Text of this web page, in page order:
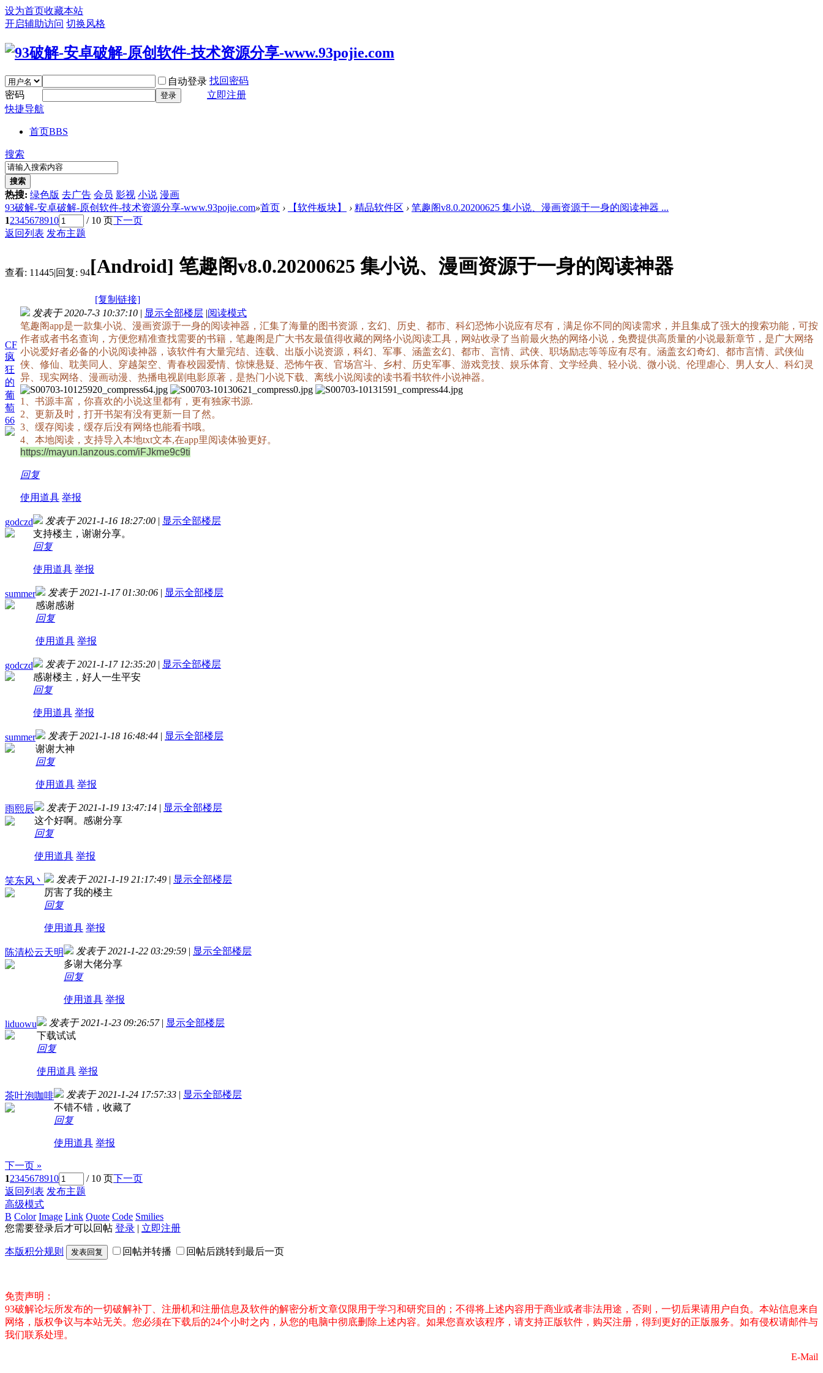
设为首页收藏本站
开启辅助访问 切换风格
自动登录 找回密码
密码
登录
立即注册
快捷导航
首页BBS
搜索
搜索
热搜: 绿色版 去广告 会员 影视 小说 漫画
93破解-安卓破解-原创软件-技术资源分享-www.93pojie.com»首页 › 【软件板块】 › 精品软件区 › 笔趣阁v8.0.20200625 集小说、漫画资源于一身的阅读神器 ...
12345678910 / 10 页下一页
返回列表 发布主题
查看: 11445|回复: 94[Android] 笔趣阁v8.0.20200625 集小说、漫画资源于一身的阅读神器
[复制链接]
CF
疯
狂
的
葡
萄
66
发表于 2020-7-3 10:37:10 | 显示全部楼层 |阅读模式
笔趣阁app是一款集小说、漫画资源于一身的阅读神器，汇集了海量的图书资源，玄幻、历史、都市、科幻恐怖小说应有尽有，满足你不同的阅读需求，并且集成了强大的搜索功能，可按
作者或者书名查询，方便您精准查找需要的书籍，笔趣阁是广大书友最值得收藏的网络小说阅读工具，网站收录了当前最火热的网络小说，免费提供高质量的小说最新章节，是广大网络
小说爱好者必备的小说阅读神器，该软件有大量完结、连载、出版小说资源，科幻、军事、涵盖玄幻、都市、言情、武侠、职场励志等等应有尽有。涵盖玄幻奇幻、都市言情、武侠仙
侠、修仙、耽美同人、穿越架空、青春校园爱情、惊悚悬疑、恐怖午夜、官场宫斗、乡村、历史军事、游戏竞技、娱乐体育、文学经典、轻小说、微小说、伦理虐心、男人女人、科幻灵
异、现实网络、漫画动漫、热播电视剧电影原著，是热门小说下载、离线小说阅读的读书看书软件小说神器。
1、书源丰富，你喜欢的小说这里都有，更有独家书源.
2、更新及时，打开书架有没有更新一目了然。
3、缓存阅读，缓存后没有网络也能看书哦。
4、本地阅读，支持导入本地txt文本,在app里阅读体验更好。
https://mayun.lanzous.com/iFJkme9c9ti
回复
使用道具 举报
godczd 发表于 2021-1-16 18:27:00 | 显示全部楼层
支持楼主，谢谢分享。
回复
使用道具 举报
summer 发表于 2021-1-17 01:30:06 | 显示全部楼层
感谢感谢
回复
使用道具 举报
godczd 发表于 2021-1-17 12:35:20 | 显示全部楼层
感谢楼主，好人一生平安
回复
使用道具 举报
summer 发表于 2021-1-18 16:48:44 | 显示全部楼层
谢谢大神
回复
使用道具 举报
雨熙辰 发表于 2021-1-19 13:47:14 | 显示全部楼层
这个好啊。感谢分享
回复
使用道具 举报
笑东风丶 发表于 2021-1-19 21:17:49 | 显示全部楼层
厉害了我的楼主
回复
使用道具 举报
陈清松云天明 发表于 2021-1-22 03:29:59 | 显示全部楼层
多谢大佬分享
回复
使用道具 举报
liduowu 发表于 2021-1-23 09:26:57 | 显示全部楼层
下载试试
回复
使用道具 举报
茶叶泡咖啡 发表于 2021-1-24 17:57:33 | 显示全部楼层
不错不错，收藏了
回复
使用道具 举报
下一页 »
12345678910 / 10 页下一页
返回列表 发布主题
高级模式
B Color Image Link Quote Code Smilies
您需要登录后才可以回帖 登录 | 立即注册
本版积分规则 发表回复 回帖并转播 回帖后跳转到最后一页
免责声明：
93破解论坛所发布的一切破解补丁、注册机和注册信息及软件的解密分析文章仅限用于学习和研究目的；不得将上述内容用于商业或者非法用途，否则，一切后果请用户自负。本站信息来自
网络，版权争议与本站无关。您必须在下载后的24个小时之内，从您的电脑中彻底删除上述内容。如果您喜欢该程序，请支持正版软件，购买注册，得到更好的正版服务。如有侵权请邮件与
我们联系处理。
E-Mail